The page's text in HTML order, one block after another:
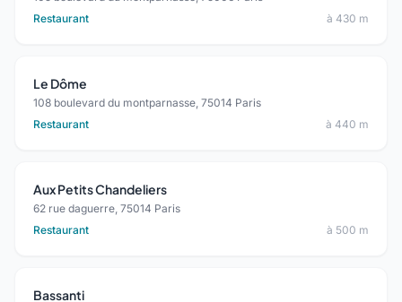
Restaurant
à 430 m
Le Dôme
108 boulevard du montparnasse, 75014 Paris
Restaurant
à 440 m
Aux Petits Chandeliers
62 rue daguerre, 75014 Paris
Restaurant
à 500 m
Bassanti